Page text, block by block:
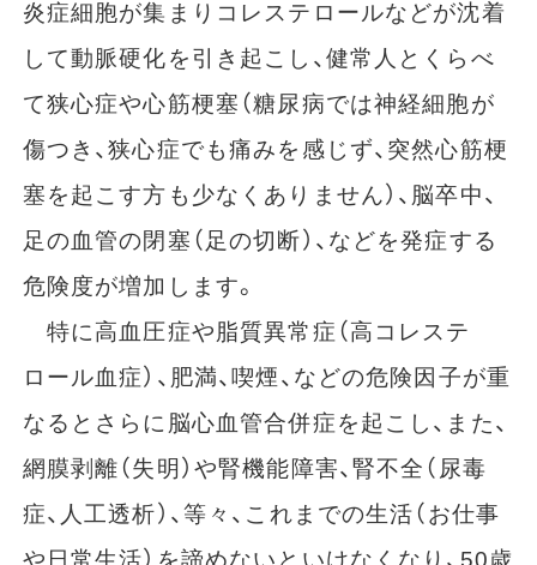
炎症細胞が集まりコレステロールなどが沈着
して動脈硬化を引き起こし、健常人とくらべ
て狭心症や心筋梗塞（糖尿病では神経細胞が
傷つき、狭心症でも痛みを感じず、突然心筋梗
塞を起こす方も少なくありません）、脳卒中、
足の血管の閉塞（足の切断）、などを発症する
危険度が増加します。
特に高血圧症や脂質異常症（高コレステ
ロール血症）、肥満、喫煙、などの危険因子が重
なるとさらに脳心血管合併症を起こし、また、
網膜剥離（失明）や腎機能障害、腎不全（尿毒
症、人工透析）、等々、これまでの生活（お仕事
や日常生活）を諦めないといけなくなり、50歳